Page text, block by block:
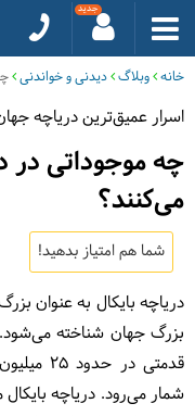
خانه وبلاگ دیدنی و خواندنی
اسرار عمیق‌ترین دریاچه
چه موجوداتی در
می‌کنند؟
شما هم امتیاز بدهید!
دریاچه بایکال به عنوان
بزرگ جهان شناخته می‌شود.
قدمتی
شمار می‌رود. دریاچه